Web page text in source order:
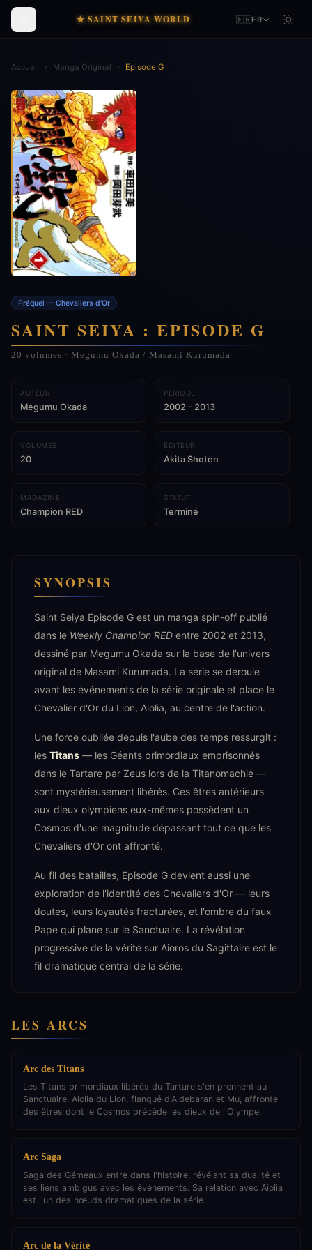
★ SAINT SEIYA WORLD 🇫🇷FR
Accueil › Manga Original › Episode G
Préquel — Chevaliers d'Or
SAINT SEIYA : EPISODE G
20 volumes · Megumu Okada / Masami Kurumada
AUTEUR
Megumu Okada
PÉRIODE
2002 – 2013
VOLUMES
20
ÉDITEUR
Akita Shoten
MAGAZINE
Champion RED
STATUT
Terminé
SYNOPSIS
Saint Seiya Episode G est un manga spin-off publié
dans le Weekly Champion RED entre 2002 et 2013,
dessiné par Megumu Okada sur la base de l'univers
original de Masami Kurumada. La série se déroule
avant les événements de la série originale et place le
Chevalier d'Or du Lion, Aiolia, au centre de l'action.
Une force oubliée depuis l'aube des temps ressurgit :
les Titans — les Géants primordiaux emprisonnés
dans le Tartare par Zeus lors de la Titanomachie —
sont mystérieusement libérés. Ces êtres antérieurs
aux dieux olympiens eux-mêmes possèdent un
Cosmos d'une magnitude dépassant tout ce que les
Chevaliers d'Or ont affronté.
Au fil des batailles, Episode G devient aussi une
exploration de l'identité des Chevaliers d'Or — leurs
doutes, leurs loyautés fracturées, et l'ombre du faux
Pape qui plane sur le Sanctuaire. La révélation
progressive de la vérité sur Aioros du Sagittaire est le
fil dramatique central de la série.
LES ARCS
Arc des Titans
Les Titans primordiaux libérés du Tartare s'en prennent au
Sanctuaire. Aiolia du Lion, flanqué d'Aldebaran et Mu, affronte
des êtres dont le Cosmos précède les dieux de l'Olympe.
Arc Saga
Saga des Gémeaux entre dans l'histoire, révélant sa dualité et
ses liens ambigus avec les événements. Sa relation avec Aiolia
est l'un des nœuds dramatiques de la série.
Arc de la Vérité